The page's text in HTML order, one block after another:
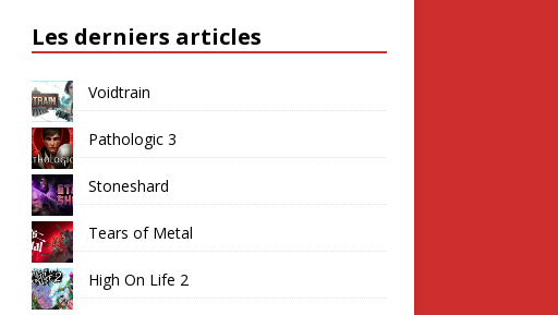
Les derniers articles
Voidtrain
Pathologic 3
Stoneshard
Tears of Metal
High On Life 2